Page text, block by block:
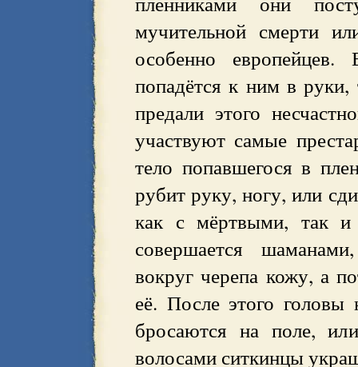
мучительной смерти
особенно европейцев.
попадётся к ним в
предали этого
участвуют самые
тело попавшегося в
рубит руку, ногу, или
как с мёртвыми, так
совершается
вокруг черепа кожу, а
её. После этого головы
бросаются на поле,
волосами ситкинцы